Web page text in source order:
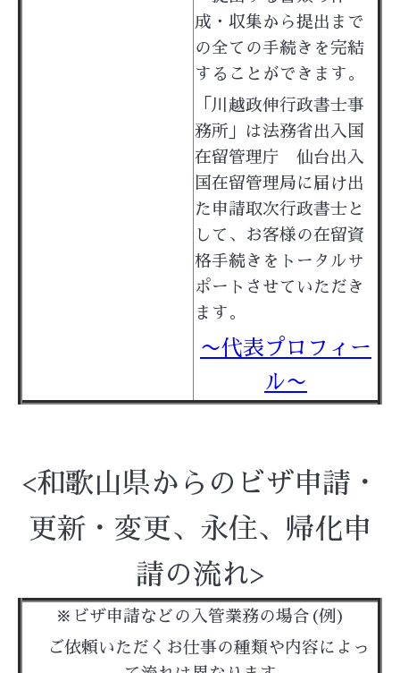
成・収集から提出まで
の全ての手続きを完結
することができます。
「川越政伸行政書士事
務所」は法務省出入国
在留管理庁 仙台出入
国在留管理局に届け出
た申請取次行政書士と
して、
お客様の在留資
格手続きをトータルサ
ポートさせていただき
ます。
〜代表プロフィー
ル〜
<和歌山県からのビザ申請・
更新・変更、永住、帰化申
請の流れ>
※ビザ申請などの入管業務の場合(例)
ご依頼いただくお仕事の種類や内容によっ